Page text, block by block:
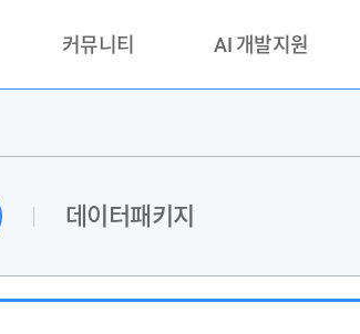
커뮤니티
활용성과 우수사례
품질가이드
AI 개발지원
데이터패키지